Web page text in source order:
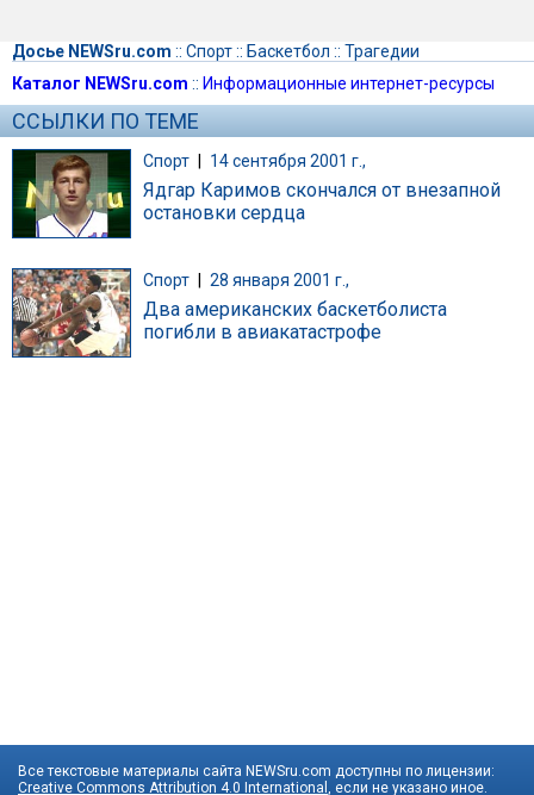
Досье NEWSru.com :: Спорт:: Баскетбол :: Трагедии
Каталог NEWSru.com :: Информационные интернет-ресурсы
ССЫЛКИ ПО ТЕМЕ
Спорт | 14 сентября 2001 г.,
Ядгар Каримов скончался от внезапной
остановки сердца
Спорт 28 января 2001 г.,
Два американских баскетболиста
погибли в авиакатастрофе
Все текстовые материалы сайта NEWSru.com доступны по лицензии:
Creative Commons Attribution 4.0 International , если не указано иное.